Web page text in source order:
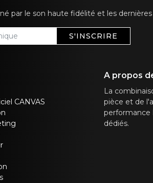
par le son haute fidélité et les
S'INSCRIRE
CANVAS
A propos
La
pièce et de
performance
dédiés.